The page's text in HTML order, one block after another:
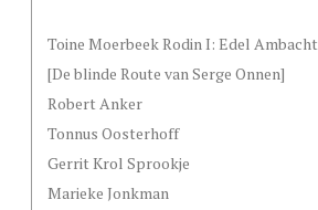
Toine Moerbeek Rodin I: Edel Ambacht
[De blinde Route van Serge Onnen]
Robert Anker
Tonnus Oosterhoff
Gerrit Krol Sprookje
Marieke Jonkman